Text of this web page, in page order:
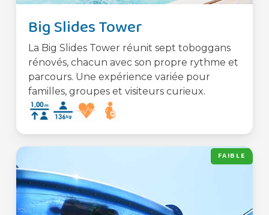
Big Slides Tower
La Big Slides Tower réunit sept toboggans
rénovés, chacun avec son propre rythme et
parcours. Une expérience variée pour
familles, groupes et visiteurs curieux.
FAIBLE